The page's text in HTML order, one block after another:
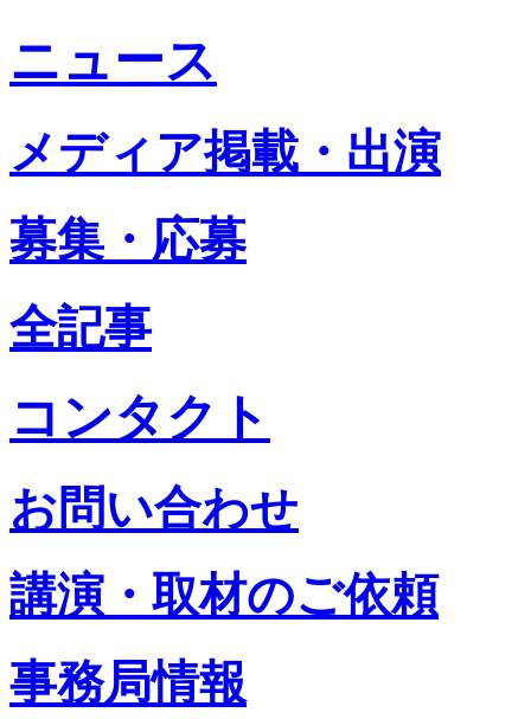
ニュース
メディア掲載・出演
募集・応募
全記事
コンタクト
お問い合わせ
講演・取材のご依頼
事務局情報